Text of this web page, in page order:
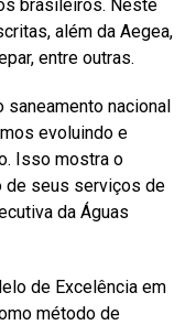
brasileiros. Neste
além da Aegea,
entre outras.
nacional
evoluindo e
Isso mostra o
de seus serviços de
da Águas
de Excelência em
método de